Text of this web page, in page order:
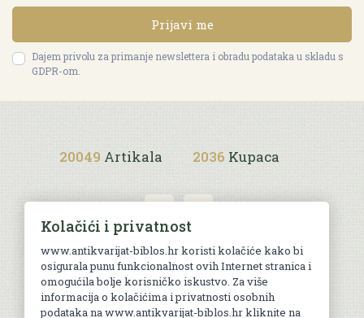
Prijavi me
Dajem privolu za primanje newslettera i obradu podataka u skladu s
GDPR-om.
20049 Artikala 2036 Kupaca
Uvjeti kupnje
Kolačići i privatnost
www.antikvarijat-biblos.hr koristi kolačiće kako bi
osigurala punu funkcionalnost ovih Internet stranica i
omogućila bolje korisničko iskustvo. Za više
informacija o kolačićima i privatnosti osobnih
podataka na www.antikvarijat-biblos.hr kliknite na